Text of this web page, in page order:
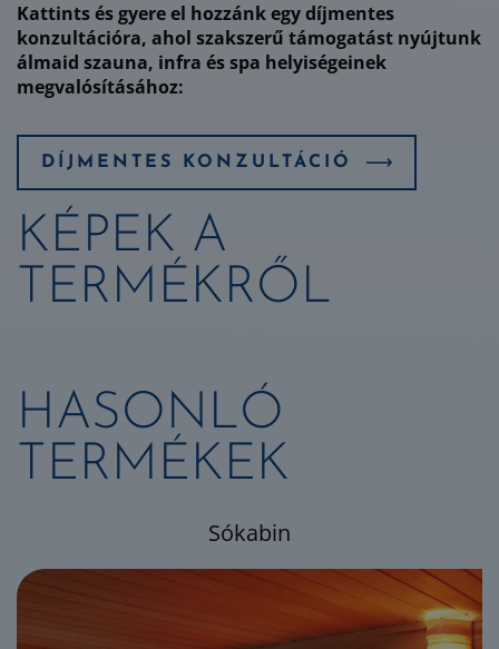
Kattints és gyere el hozzánk egy díjmentes
konzultációra, ahol szakszerű támogatást nyújtunk
álmaid szauna, infra és spa helyiségeinek
megvalósításához:
DÍJMENTES KONZULTÁCIÓ
KÉPEK A
TERMÉKRŐL
HASONLÓ
TERMÉKEK
Sókabin